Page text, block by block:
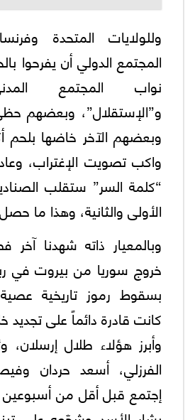
وللولايات المتحدة
المجتمع الدولي أن يفرحوا
نواب المجتمع
و”الإستقلال”، وبعضهم
وبعضهم الآخر خاضها بلحم
واكب تصويت الإغتراب،
“كلمة السر” ستقلب
الأولى والثانية، وهذا ما
وبالمعيار ذاته شهدنا
بسقوط رموز تاريخية
كانت قادرة دائماً على تجديد
وأبرز هؤلاء طلال إرسلان،
الفرزلي، أسعد حردان
إجتمع قبل أقل من أسبوعين